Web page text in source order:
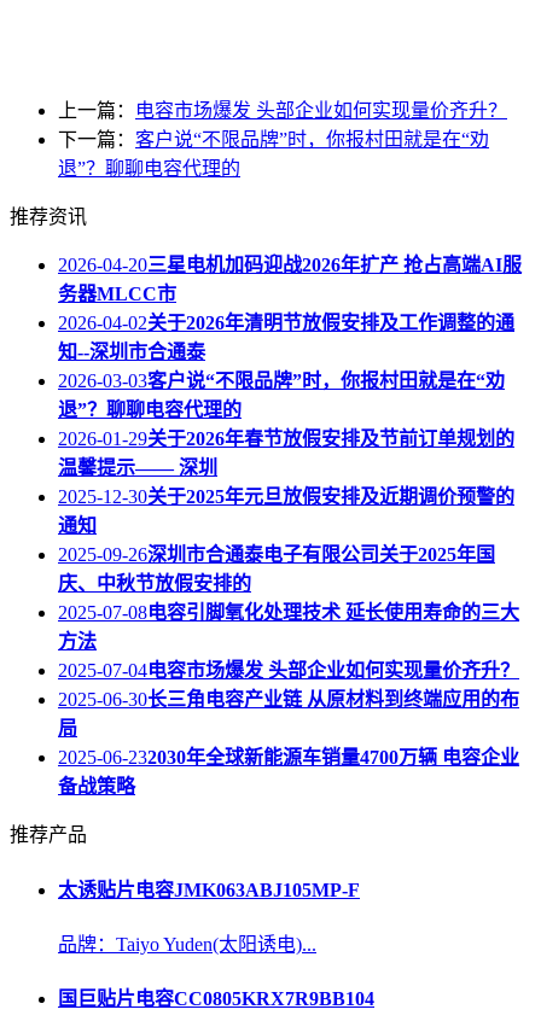
上一篇：
电容市场爆发 头部企业如何实现量价齐升？
下一篇： 客户说“不限品牌”时，你报村田就是在“劝
退”？聊聊电容代理的
推荐资讯
2026-04-20三星电机加码迎战2026年扩产 抢占高端AI服
务器MLCC市
2026-04-02关于2026年清明节放假安排及工作调整的通
知--深圳市合通泰
2026-03-03客户说“不限品牌”时，你报村田就是在“劝
退”？聊聊电容代理的
2026-01-29关于2026年春节放假安排及节前订单规划的
温馨提示—— 深圳
2025-12-30关于2025年元旦放假安排及近期调价预警的
通知
2025-09-26深圳市合通泰电子有限公司关于2025年国
庆、中秋节放假安排的
2025-07-08电容引脚氧化处理技术 延长使用寿命的三大
方法
2025-07-04电容市场爆发 头部企业如何实现量价齐升？
2025-06-30长三角电容产业链 从原材料到终端应用的布
局
2025-06-232030年全球新能源车销量4700万辆 电容企业
备战策略
推荐产品
太诱贴片电容JMK063ABJ105MP-F
品牌：Taiyo Yuden(太阳诱电)...
国巨贴片电容CC0805KRX7R9BB104